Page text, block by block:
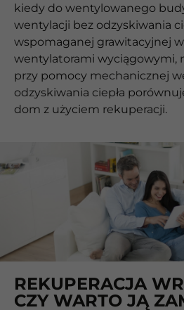
kiedy do wentylowanego
wentylacji bez odzyskiwania
wspomaganej grawitacyjnej
wentylatorami wyciągowymi,
przy pomocy mechanicznej
odzyskiwania ciepła
dom z użyciem rekuperacji.
REKUPERACJA
CZY WARTO JĄ